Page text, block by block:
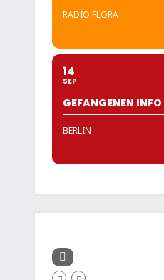
RADIO FLORA
14
SEP
GEFANGENEN
BERLIN